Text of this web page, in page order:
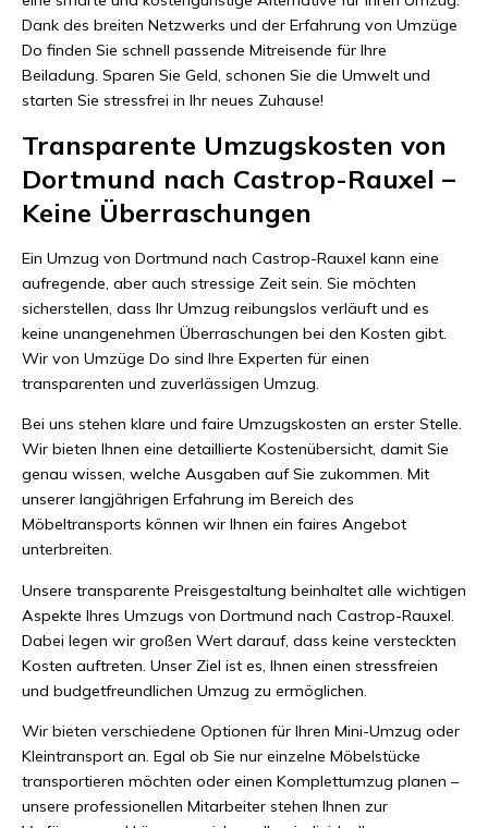
Dank des breiten Netzwerks und der Erfahrung von Umzüge
Do finden Sie schnell passende Mitreisende für Ihre
Beiladung. Sparen Sie Geld, schonen Sie die Umwelt und
starten Sie stressfrei in Ihr neues Zuhause!
Transparente Umzugskosten von
Dortmund nach Castrop-Rauxel –
Keine Überraschungen
Ein Umzug von Dortmund nach Castrop-Rauxel kann eine
aufregende, aber auch stressige Zeit sein. Sie möchten
sicherstellen, dass Ihr Umzug reibungslos verläuft und es
keine unangenehmen Überraschungen bei den Kosten gibt.
Wir von Umzüge Do sind Ihre Experten für einen
transparenten und zuverlässigen Umzug.
Bei uns stehen klare und faire Umzugskosten an erster Stelle.
Wir bieten Ihnen eine detaillierte Kostenübersicht, damit Sie
genau wissen, welche Ausgaben auf Sie zukommen. Mit
unserer langjährigen Erfahrung im Bereich des
Möbeltransports können wir Ihnen ein faires Angebot
unterbreiten.
Unsere transparente Preisgestaltung beinhaltet alle wichtigen
Aspekte Ihres Umzugs von Dortmund nach Castrop-Rauxel.
Dabei legen wir großen Wert darauf, dass keine versteckten
Kosten auftreten. Unser Ziel ist es, Ihnen einen stressfreien
und budgetfreundlichen Umzug zu ermöglichen.
Wir bieten verschiedene Optionen für Ihren Mini-Umzug oder
Kleintransport an. Egal ob Sie nur einzelne Möbelstücke
transportieren möchten oder einen Komplettumzug planen –
unsere professionellen Mitarbeiter stehen Ihnen zur